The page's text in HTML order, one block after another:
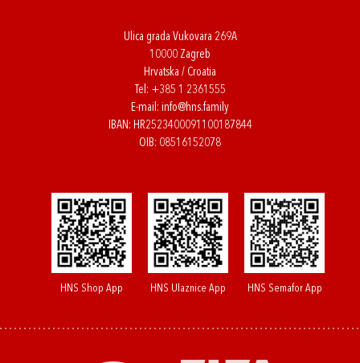
Ulica grada Vukovara 269A
10000 Zagreb
Hrvatska / Croatia
Tel: +385 1 2361555
E-mail: info@hns.family
IBAN: HR2523400091100187844
OIB: 08516152078
HNS Shop App HNS Ulaznice App HNS Semafor App